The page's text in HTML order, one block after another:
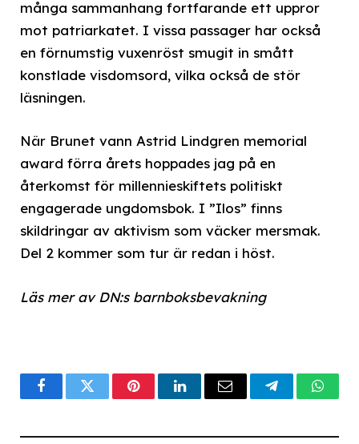
många sammanhang fortfarande ett uppror
mot patriarkatet. I vissa passager har också
en förnumstig vuxenröst smugit in smått
konstlade visdomsord, vilka också de stör
läsningen.
När Brunet vann Astrid Lindgren memorial
award förra årets hoppades jag på en
återkomst för millennieskiftets politiskt
engagerade ungdomsbok. I ”Ilos” finns
skildringar av aktivism som väcker mersmak.
Del 2 kommer som tur är redan i höst.
Läs mer av DN:s barnboksbevakning
FacebookTwitterPinterestLinkedInEmail Telegram